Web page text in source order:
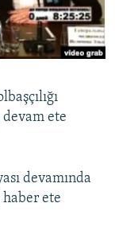
devam ete
devamında
ete